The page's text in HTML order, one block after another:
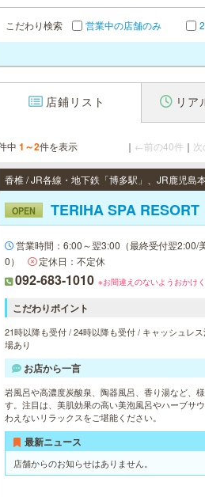
こだわり検索 営業中の店舗のみ
店鋪リスト リア
中 1～2件を表示 ｜ ←前の40件 ｜
OPEN TERIHA SPA RESORT
営業時間：6:00～翌3:00（最終受付翌2:00/
0）
定休日：不定休
092-683-1010 ※お間違えのないようおかけ
こだわりポイント
21時以降も受付 / 24時以降も受付 / キャッシュレ
場あり
お店から一言
岩風呂や高濃度炭酸泉、陶器風呂、香り湯など、
す。注目は、美肌効果の高い美泡風呂やハーブサ
わえないリラックスをご堪能ください。
最新ニュース
店舗からのお知らせはありません。